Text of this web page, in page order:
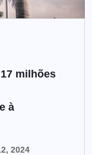
milhões
à
2024